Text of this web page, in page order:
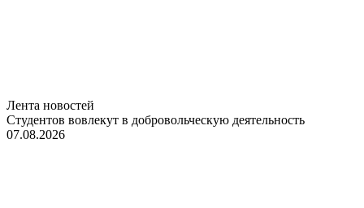
Лента новостей
Студентов вовлекут в добровольческую деятельность
07.08.2026